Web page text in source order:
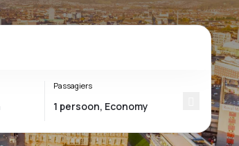
Passagiers